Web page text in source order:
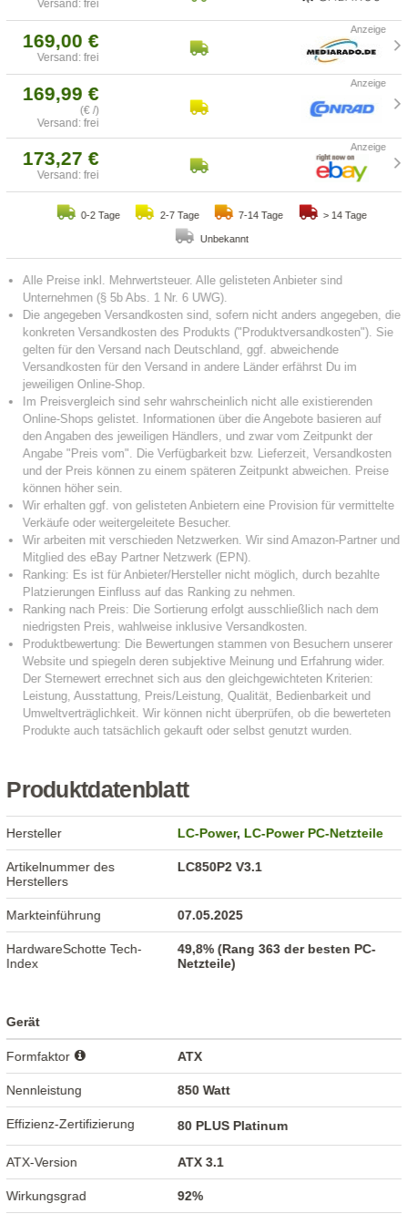
Versand: frei
169,00 €
Versand: frei
169,99 €
(€ /)
Versand: frei
173,27 €
Versand: frei
0-2 Tage 2-7 Tage 7-14 Tage > 14 Tage
Unbekannt
Produktdatenblatt
Hersteller LC-Power,LC-Power PC-Netzteile
Artikelnummer des
Herstellers
LC850P2 V3.1
Markteinführung 07.05.2025
HardwareSchotte Tech-
Index
49,8% (Rang 363 der besten PC-
Netzteile)
Gerät
Formfaktor ATX
Nennleistung 850 Watt
Effizienz-Zertifizierung 80 PLUS Platinum
ATX-Version ATX 3.1
Wirkungsgrad 92%